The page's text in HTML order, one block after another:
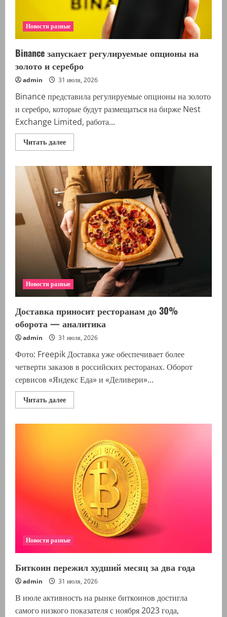
Новости разные
Binance запускает регулируемые опционы на
золото и серебро
admin 31 июля, 2026
Binance представила регулируемые опционы на золото
и серебро, которые будут размещаться на бирже Nest
Exchange Limited, работа...
Читать далееПрочитать
больше
запускает
регулируемые
опционы
на
золото
и
серебро
Новости разные
Доставка приносит ресторанам до 30%
оборота — аналитика
admin 31 июля, 2026
Фото: Freepik Доставка уже обеспечивает более
четверти заказов в российских ресторанах. Оборот
сервисов «Яндекс Еда» и «Деливери»...
Читать далееПрочитать
больше
оборота
аналитика
Новости разные
Биткоин пережил худший месяц за два года
admin 31 июля, 2026
В июле активность на рынке биткоинов достигла
самого низкого показателя с ноября 2023 года,